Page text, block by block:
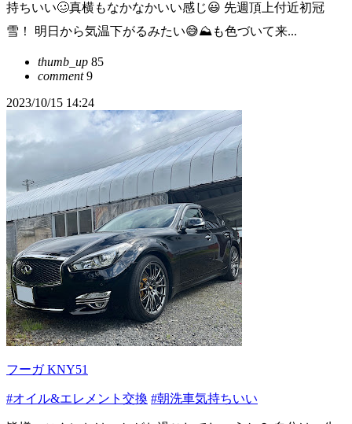
持ちいい🥴真横もなかなかいい感じ😃 先週頂上付近初冠
雪！ 明日から気温下がるみたい😅⛰️も色づいて来...
thumb_up 85
comment9
2023/10/15 14:24
フーガ KNY51
#オイル&エレメント交換 #朝洗車気持ちいい